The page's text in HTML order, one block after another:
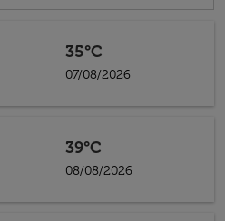
35°C
07/08/2026
39°C
08/08/2026